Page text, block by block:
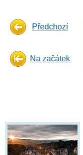
Předchozí
Na začátek